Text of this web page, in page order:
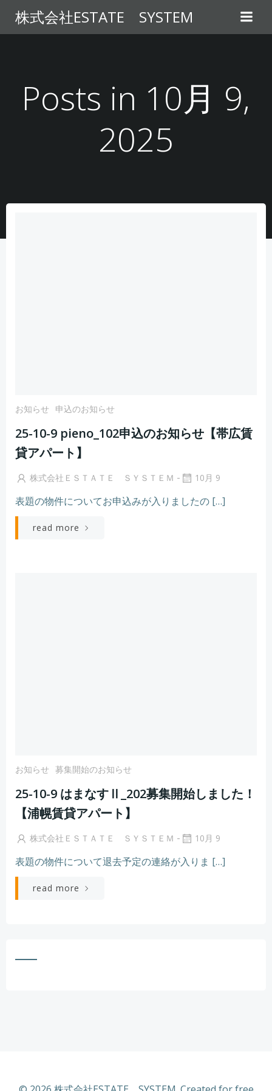
ン
テ
株式会社ESTATE SYSTEM
Posts in 10月 9,
2025
お知らせ 申込のお知らせ
25-10-9 pieno_102申込のお知らせ【帯広賃
貸アパート】
株式会社ＥＳＴＡＴＥ ＳＹＳＴＥＭ - 10月 9
表題の物件についてお申込みが入りましたの […]
read more
お知らせ 募集開始のお知らせ
25-10-9 はまなすⅡ_202募集開始しました！
【浦幌賃貸アパート】
株式会社ＥＳＴＡＴＥ ＳＹＳＴＥＭ - 10月 9
表題の物件について退去予定の連絡が入りま […]
read more